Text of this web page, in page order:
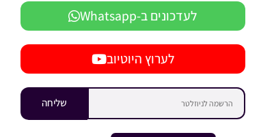
לעדכונים ב-Whatsapp
לערוץ היוטיוב
שליחה